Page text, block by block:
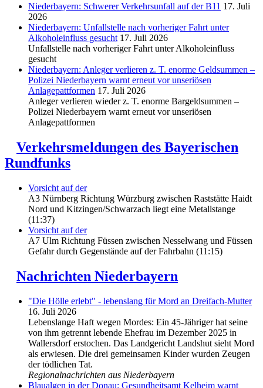
Niederbayern: Schwerer Verkehrsunfall auf der B11 17. Juli
2026
Niederbayern: Unfallstelle nach vorheriger Fahrt unter
Alkoholeinfluss gesucht 17. Juli 2026
Unfallstelle nach vorheriger Fahrt unter Alkoholeinfluss
gesucht
Niederbayern: Anleger verlieren z. T. enorme Geldsummen –
Polizei Niederbayern warnt erneut vor unseriösen
Anlagepattformen 17. Juli 2026
Anleger verlieren wieder z. T. enorme Bargeldsummen –
Polizei Niederbayern warnt erneut vor unseriösen
Anlagepattformen
Verkehrsmeldungen des Bayerischen
Rundfunks
Vorsicht auf der
A3 Nürnberg Richtung Würzburg zwischen Raststätte Haidt
Nord und Kitzingen/Schwarzach liegt eine Metallstange
(11:37)
Vorsicht auf der
A7 Ulm Richtung Füssen zwischen Nesselwang und Füssen
Gefahr durch Gegenstände auf der Fahrbahn (11:15)
Nachrichten Niederbayern
"Die Hölle erlebt" - lebenslang für Mord an Dreifach-Mutter
16. Juli 2026
Lebenslange Haft wegen Mordes: Ein 45-Jähriger hat seine
von ihm getrennt lebende Ehefrau im Dezember 2025 in
Wallersdorf erstochen. Das Landgericht Landshut sieht Mord
als erwiesen. Die drei gemeinsamen Kinder wurden Zeugen
der tödlichen Tat.
Regionalnachrichten aus Niederbayern
Blaualgen in der Donau: Gesundheitsamt Kelheim warnt